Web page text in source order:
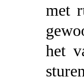
met
het